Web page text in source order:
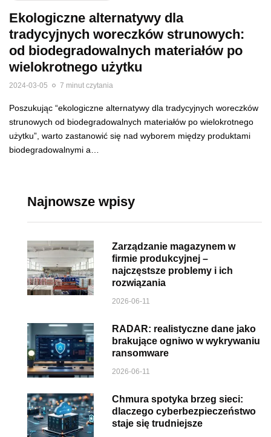
Ekologiczne alternatywy dla
tradycyjnych woreczków strunowych:
od biodegradowalnych materiałów po
wielokrotnego użytku
2024-03-05 7 minut czytania
Poszukując “ekologiczne alternatywy dla tradycyjnych woreczków
strunowych od biodegradowalnych materiałów po wielokrotnego
użytku”, warto zastanowić się nad wyborem między produktami
biodegradowalnymi a…
Najnowsze wpisy
Zarządzanie magazynem w
firmie produkcyjnej –
najczęstsze problemy i ich
rozwiązania
2026-06-11
RADAR: realistyczne dane jako
brakujące ogniwo w wykrywaniu
ransomware
2026-06-11
Chmura spotyka brzeg sieci:
dlaczego cyberbezpieczeństwo
staje się trudniejsze